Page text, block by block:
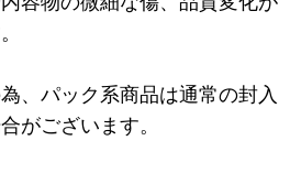
、パック系商品は通常の封入
がございます。